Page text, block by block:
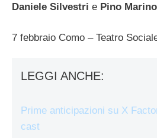
Daniele Silvestri e Pino Marino
7 febbraio Como – Teatro
LEGGI ANCHE:
Prime anticipazioni su X
cast